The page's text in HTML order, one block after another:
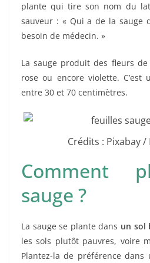
plante qui tire son nom du
sauveur : « Qui a de la sauge
besoin de médecin. »
La sauge produit des fleurs
rose ou encore violette.
entre 30 et 70 centimètres.
Crédits : Pixabay /
Comment
sauge ?
La sauge se plante dans un sol
les sols plutôt pauvres, voire
Plantez-la de préférence